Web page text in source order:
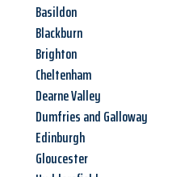
Basildon
Blackburn
Brighton
Cheltenham
Dearne Valley
Dumfries and Galloway
Edinburgh
Gloucester